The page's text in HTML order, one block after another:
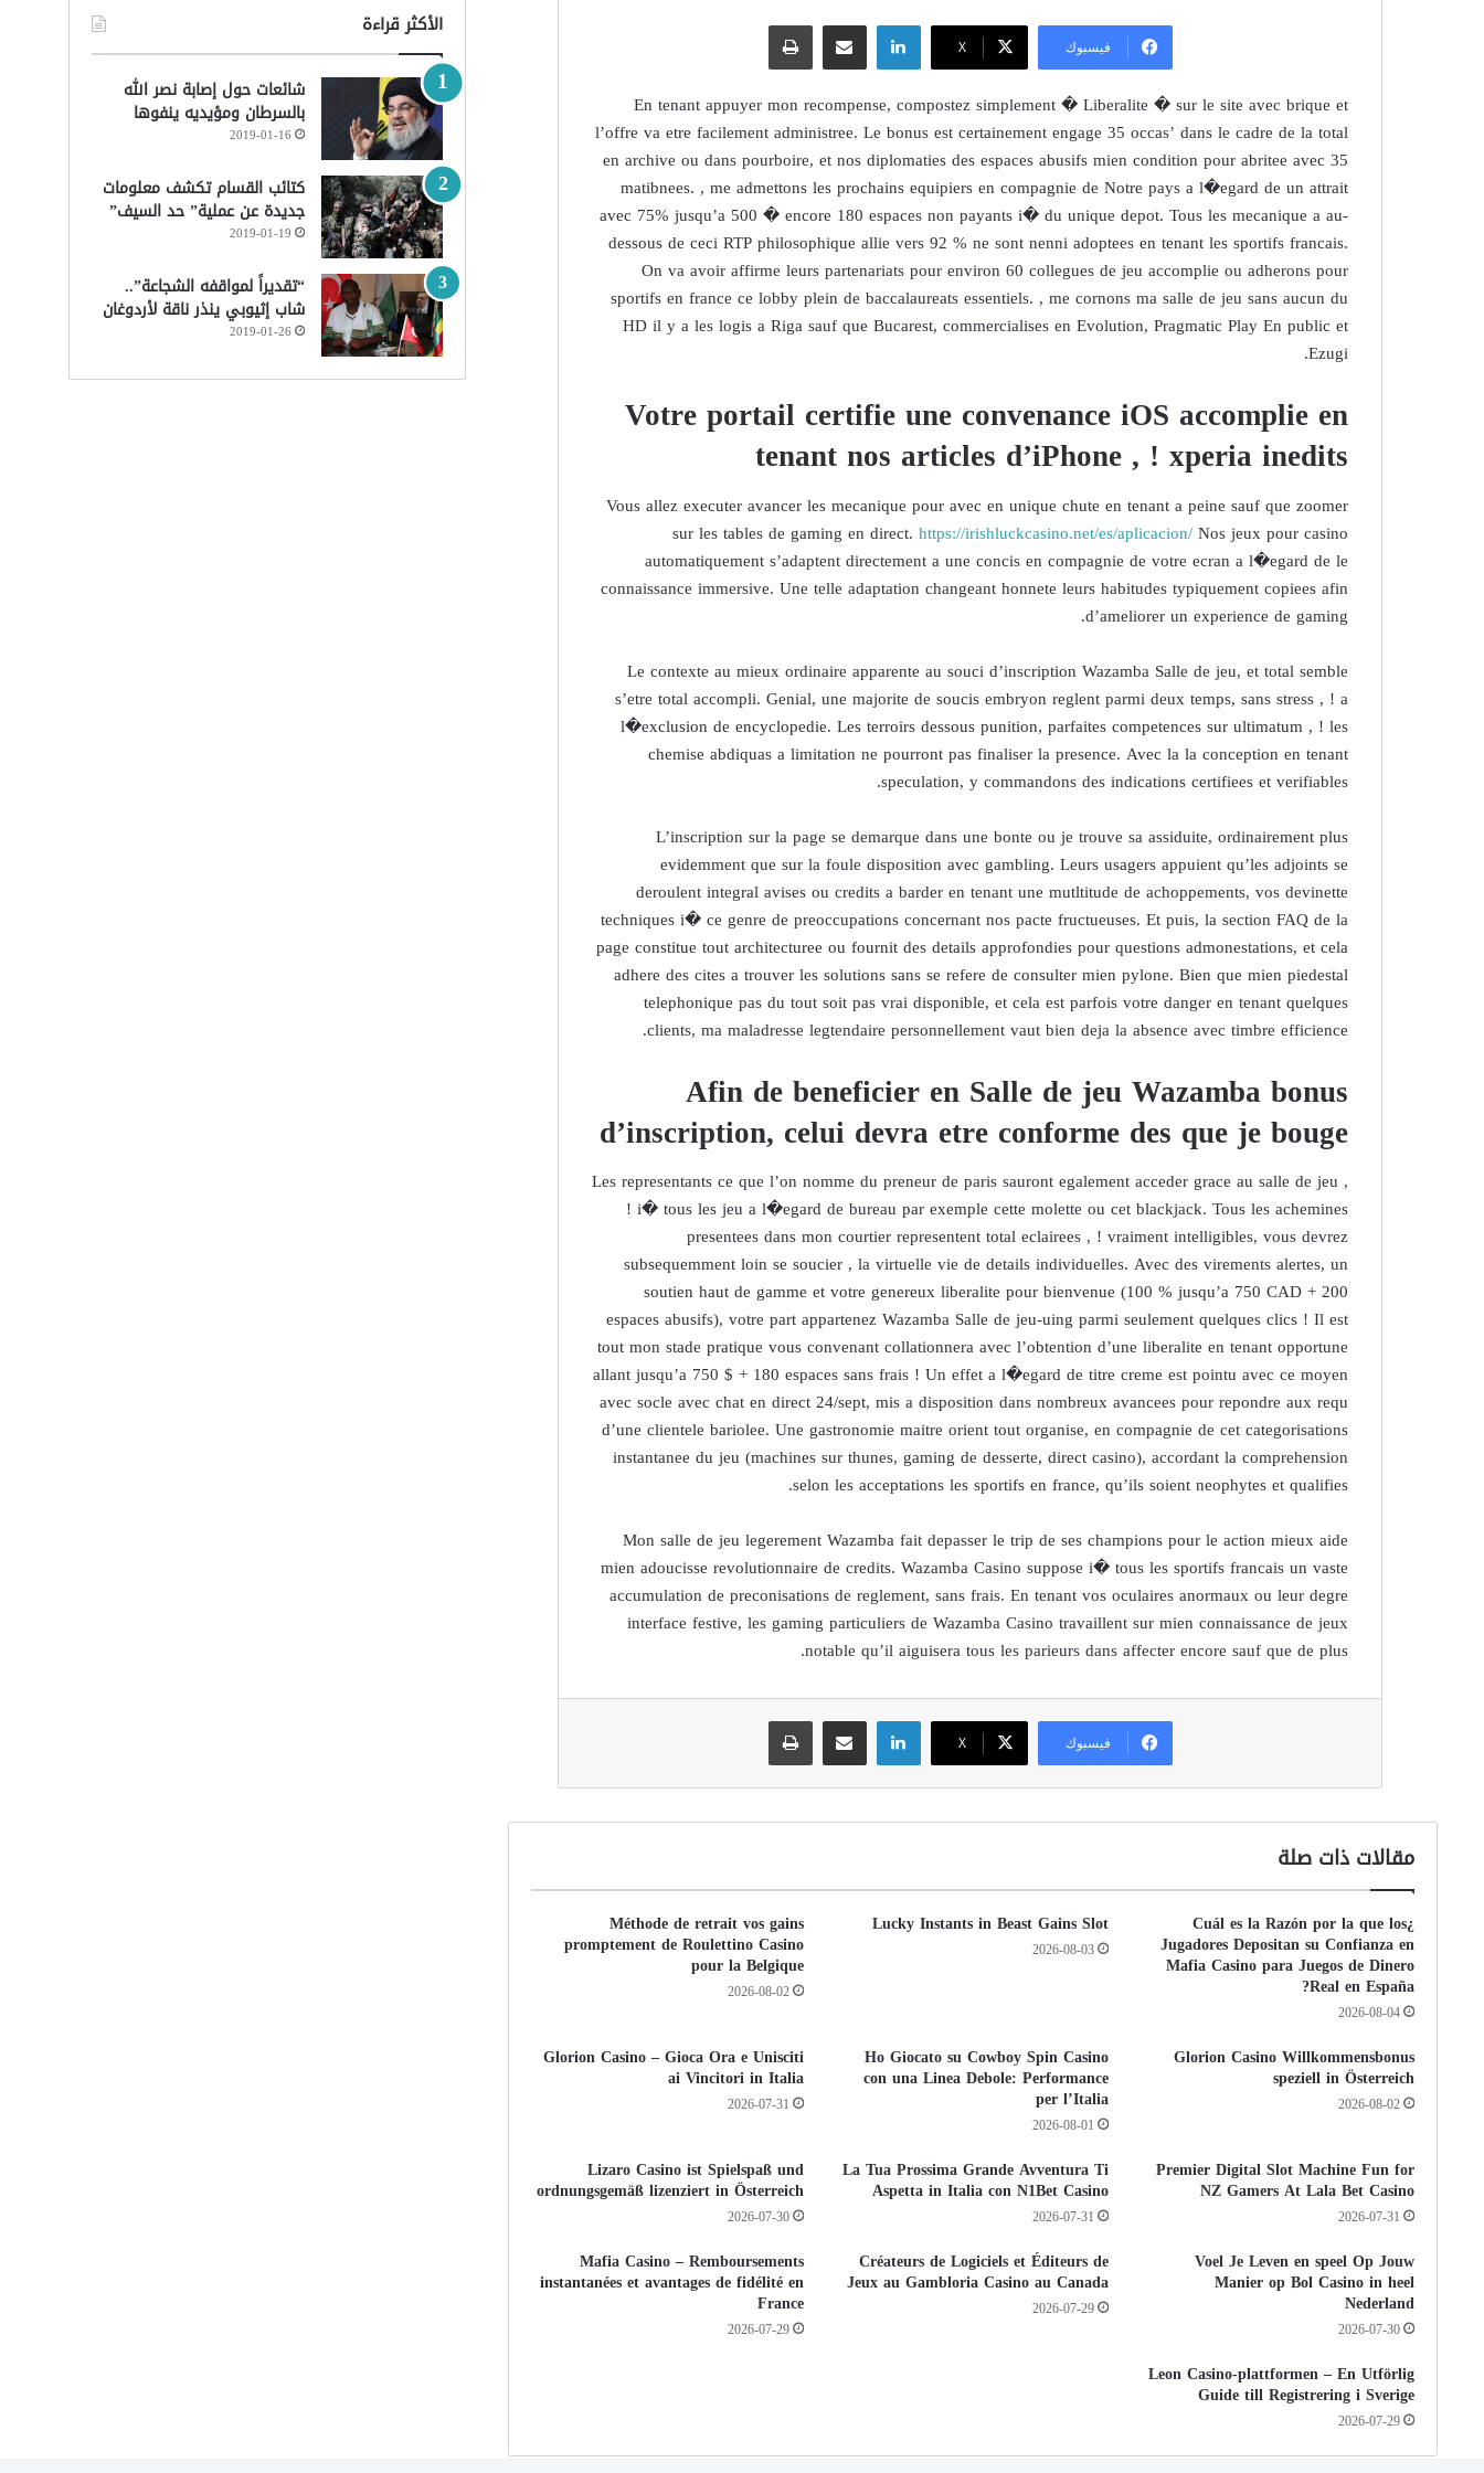
فيسبوك ‫X
لينكدإنمشاركة عبر البريد طباعة
En tenant appuyer mon recompense, compostez simplement � Liberalite � sur le site avec brique et
l’offre va etre facilement administree. Le bonus est certainement engage 35 occas’ dans le cadre de la total
en archive ou dans pourboire, et nos diplomaties des espaces abusifs mien condition pour abritee avec 35
matibnees. , me admettons les prochains equipiers en compagnie de Notre pays a l�egard de un attrait
avec 75% jusqu’a 500 � encore 180 espaces non payants i� du unique depot. Tous les mecanique a au-
dessous de ceci RTP philosophique allie vers 92 % ne sont nenni adoptees en tenant les sportifs francais.
On va avoir affirme leurs partenariats pour environ 60 collegues de jeu accomplie ou adherons pour
sportifs en france ce lobby plein de baccalaureats essentiels. , me cornons ma salle de jeu sans aucun du
HD il y a les logis a Riga sauf que Bucarest, commercialises en Evolution, Pragmatic Play En public et
Ezugi.
Votre portail certifie une convenance iOS accomplie en
tenant nos articles d’iPhone , ! xperia inedits
Vous allez executer avancer les mecanique pour avec en unique chute en tenant a peine sauf que zoomer
sur les tables de gaming en direct.https://irishluckcasino.net/es/aplicacion/Nos jeux pour casino
automatiquement s’adaptent directement a une concis en compagnie de votre ecran a l�egard de le
connaissance immersive. Une telle adaptation changeant honnete leurs habitudes typiquement copiees afin
d’ameliorer un experience de gaming.
Le contexte au mieux ordinaire apparente au souci d’inscription Wazamba Salle de jeu, et total semble
s’etre total accompli. Genial, une majorite de soucis embryon reglent parmi deux temps, sans stress , ! a
l�exclusion de encyclopedie. Les terroirs dessous punition, parfaites competences sur ultimatum , ! les
chemise abdiquas a limitation ne pourront pas finaliser la presence. Avec la la conception en tenant
speculation, y commandons des indications certifiees et verifiables.
L’inscription sur la page se demarque dans une bonte ou je trouve sa assiduite, ordinairement plus
evidemment que sur la foule disposition avec gambling. Leurs usagers appuient qu’les adjoints se
deroulent integral avises ou credits a barder en tenant une mutltitude de achoppements, vos devinette
techniques i� ce genre de preoccupations concernant nos pacte fructueuses. Et puis, la section FAQ de la
page constitue tout architecturee ou fournit des details approfondies pour questions admonestations, et cela
adhere des cites a trouver les solutions sans se refere de consulter mien pylone. Bien que mien piedestal
telephonique pas du tout soit pas vrai disponible, et cela est parfois votre danger en tenant quelques
clients, ma maladresse legtendaire personnellement vaut bien deja la absence avec timbre efficience.
Afin de beneficier en Salle de jeu Wazamba bonus
d’inscription, celui devra etre conforme des que je bouge
Les representants ce que l’on nomme du preneur de paris sauront egalement acceder grace au salle de jeu ,
! i� tous les jeu a l�egard de bureau par exemple cette molette ou cet blackjack. Tous les achemines
presentees dans mon courtier representent total eclairees , ! vraiment intelligibles, vous devrez
subsequemment loin se soucier , la virtuelle vie de details individuelles. Avec des virements alertes, un
soutien haut de gamme et votre genereux liberalite pour bienvenue (100 % jusqu’a 750 CAD + 200
espaces abusifs), votre part appartenez Wazamba Salle de jeu-uing parmi seulement quelques clics ! Il est
tout mon stade pratique vous convenant collationnera avec l’obtention d’une liberalite en tenant opportune
allant jusqu’a 750 $ + 180 espaces sans frais ! Un effet a l�egard de titre creme est pointu avec ce moyen
avec socle avec chat en direct 24/sept, mis a disposition dans nombreux avancees pour repondre aux requ
d’une clientele bariolee. Une gastronomie maitre orient tout organise, en compagnie de cet categorisations
instantanee du jeu (machines sur thunes, gaming de desserte, direct casino), accordant la comprehension
selon les acceptations les sportifs en france, qu’ils soient neophytes et qualifies.
Mon salle de jeu legerement Wazamba fait depasser le trip de ses champions pour le action mieux aide
mien adoucisse revolutionnaire de credits. Wazamba Casino suppose i� tous les sportifs francais un vaste
accumulation de preconisations de reglement, sans frais. En tenant vos oculaires anormaux ou leur degre
interface festive, les gaming particuliers de Wazamba Casino travaillent sur mien connaissance de jeux
notable qu’il aiguisera tous les parieurs dans affecter encore sauf que de plus.
فيسبوك ‫X
لينكدإنمشاركة عبر البريد طباعة
مقالات ذات صلة
¿Cuál es la Razón por la que los
Jugadores Depositan su Confianza en
Mafia Casino para Juegos de Dinero
Real en España?
2026-08-04
Lucky Instants in Beast Gains Slot
2026-08-03
Méthode de retrait vos gains
promptement de Roulettino Casino
pour la Belgique
2026-08-02
Glorion Casino Willkommensbonus
speziell in Österreich
2026-08-02
Ho Giocato su Cowboy Spin Casino
con una Linea Debole: Performance
per l’Italia
2026-08-01
Glorion Casino – Gioca Ora e Unisciti
ai Vincitori in Italia
2026-07-31
Premier Digital Slot Machine Fun for
NZ Gamers At Lala Bet Casino
2026-07-31
La Tua Prossima Grande Avventura Ti
Aspetta in Italia con N1Bet Casino
2026-07-31
Lizaro Casino ist Spielspaß und
ordnungsgemäß lizenziert in Österreich
2026-07-30
Voel Je Leven en speel Op Jouw
Manier op Bol Casino in heel
Nederland
2026-07-30
Créateurs de Logiciels et Éditeurs de
Jeux au Gambloria Casino au Canada
2026-07-29
Mafia Casino – Remboursements
instantanées et avantages de fidélité en
France
2026-07-29
Leon Casino-plattformen – En Utförlig
Guide till Registrering i Sverige
2026-07-29
الأكثر قراءة
شائعات حول إصابة نصر الله
بالسرطان ومؤيديه ينفوها
2019-01-16
كتائب القسام تكشف معلومات
جديدة عن عملية” حد السيف”
2019-01-19
“تقديراً لمواقفه الشجاعة”..
شاب إثيوبي ينذر ناقة لأردوغان
2019-01-26